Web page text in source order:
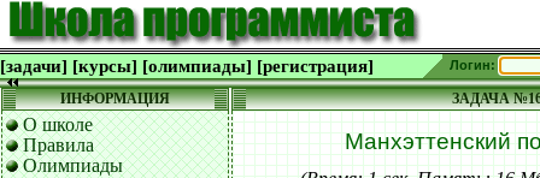
[задачи] [курсы] [олимпиады] [регистрация] Логин:
ИНФОРМАЦИЯ
О школе
Правила
Олимпиады
ЗАДАЧА
Манхэттенский